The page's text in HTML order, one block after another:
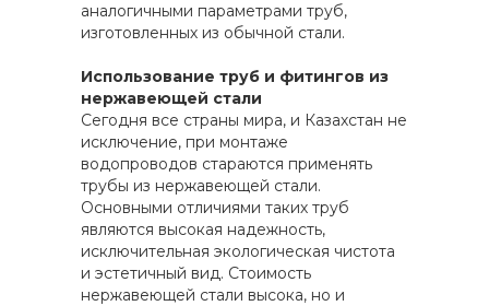
аналогичными параметрами труб,
изготовленных из обычной стали.
Использование труб и фитингов из
нержавеющей стали
Сегодня все страны мира, и Казахстан не
исключение, при монтаже
водопроводов стараются применять
трубы из нержавеющей стали.
Основными отличиями таких труб
являются высокая надежность,
исключительная экологическая чистота
и эстетичный вид. Стоимость
нержавеющей стали высока, но и